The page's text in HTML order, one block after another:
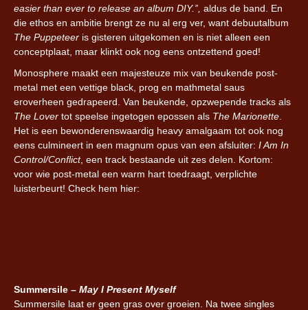
easier than ever to release an album DIY.”, aldus de band. En
die ethos en ambitie brengt ze nu al erg ver, want debuutalbum
The Puppeteer is gisteren uitgekomen en is niet alleen een
conceptplaat, maar klinkt ook nog eens ontzettend goed!
Monosphere maakt een majesteuze mix van beukende post-
metal met een vettige black, prog en mathmetal saus
eroverheen gedrapeerd. Van beukende, opzwepende tracks als
The Lover tot speelse ingetogen epossen als The Marionette
Het is een bewonderenswaardig heavy amalgaam tot ook nog
eens culmineert in een magnum opus van een afsluiter: I Am In
Control/Conflict, een track bestaande uit zes delen. Kortom:
voor wie post-metal een warm hart toedraagt, verplichte
luisterbeurt! Check hem hier:
Summersile – May I Present Myself
Summersile laat er geen gras over groeien. Na twee singles